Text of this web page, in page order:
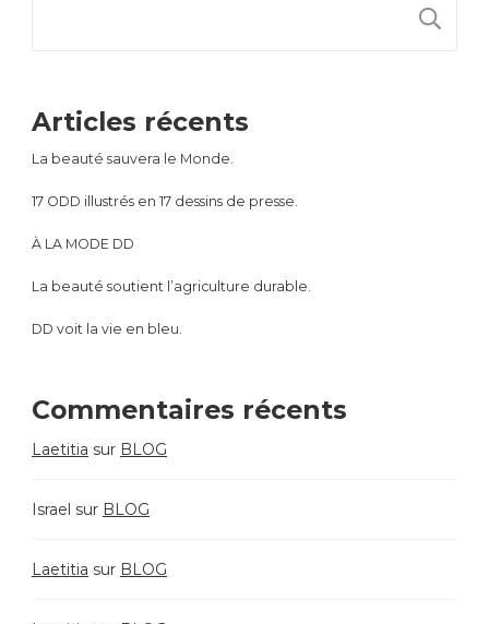
Articles récents
La beauté sauvera le Monde.
17 ODD illustrés en 17 dessins de presse.
À LA MODE DD
La beauté soutient l’agriculture durable.
DD voit la vie en bleu.
Commentaires récents
Laetitia sur BLOG
Israel sur BLOG
Laetitia sur BLOG